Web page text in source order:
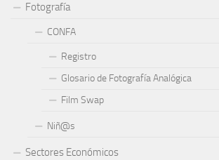
Fotografía
CONFA
Registro
Glosario de Fotografía Analógica
Film Swap
Niñ@s
Sectores Económicos